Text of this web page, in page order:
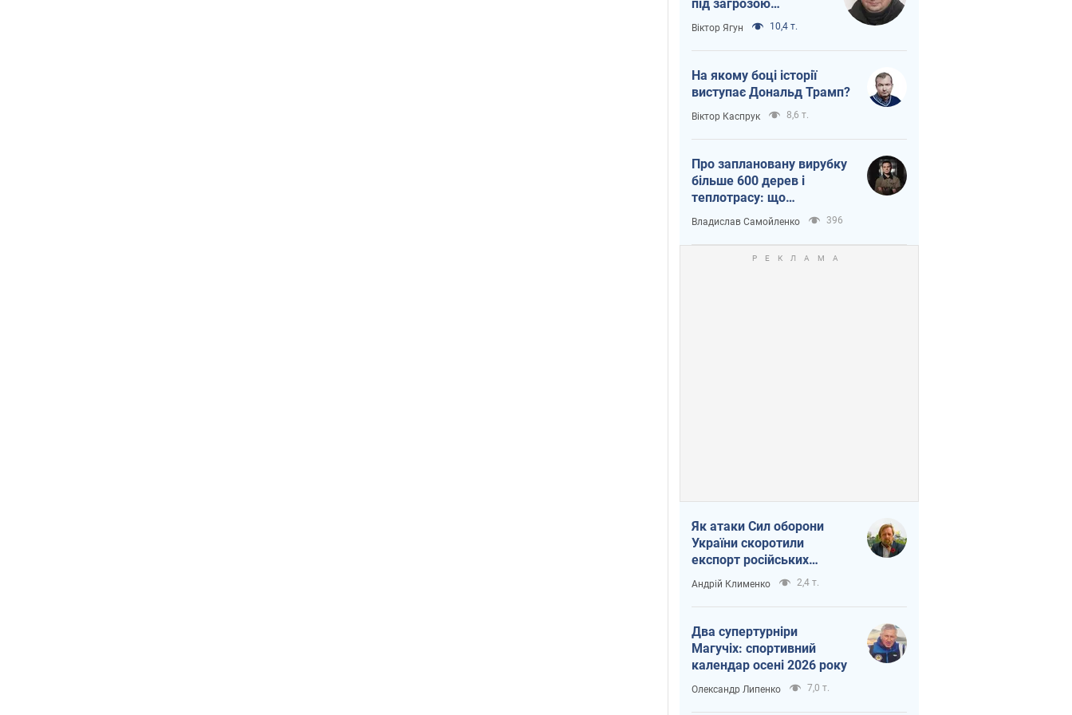
під загрозою
критична логістика
Віктор Ягун 10,4 т.
На якому боці історії
виступає Дональд Трамп?
Віктор Каспрук 8,6 т.
Про заплановану вирубку
більше 600 дерев і
теплотрасу: що
відбувається на Теремках
у Києві
Владислав Самойленко 396
Як атаки Сил оборони
України скоротили
експорт російських
нафтопродуктів
Андрій Клименко 2,4 т.
Два супертурніри
Магучіх: спортивний
календар осені 2026 року
Олександр Липенко 7,0 т.